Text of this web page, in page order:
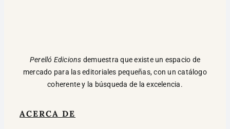
Perelló Edicions demuestra que existe un espacio de
mercado para las editoriales pequeñas, con un catálogo
coherente y la búsqueda de la excelencia.
ACERCA DE